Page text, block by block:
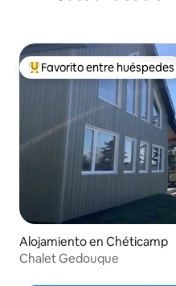
Favorito entre huéspedes
Favorito entre huéspedes
Alojamiento en Chéticamp
Chalet Gedouque